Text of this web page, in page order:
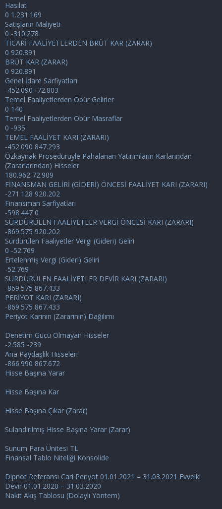
Hasılat
0 1.231.169
Satışların Maliyeti
0 -310.278
TİCARİ FAALİYETLERDEN BRÜT KAR (ZARAR)
0 920.891
BRÜT KAR (ZARAR)
0 920.891
Genel İdare Sarfiyatları
-452.090 -72.803
Temel Faaliyetlerden Öbür Gelirler
0 140
Temel Faaliyetlerden Öbür Masraflar
0 -935
TEMEL FAALİYET KARI (ZARARI)
-452.090 847.293
Özkaynak Prosedürüyle Pahalanan Yatırımların Karlarından
(Zararlarından) Hisseler
180.962 72.909
FİNANSMAN GELİRİ (GİDERİ) ÖNCESİ FAALİYET KARI (ZARARI)
-271.128 920.202
Finansman Sarfiyatları
-598.447 0
SÜRDÜRÜLEN FAALİYETLER VERGİ ÖNCESİ KARI (ZARARI)
-869.575 920.202
Sürdürülen Faaliyetler Vergi (Gideri) Geliri
0 -52.769
Ertelenmiş Vergi (Gideri) Geliri
-52.769
SÜRDÜRÜLEN FAALİYETLER DEVİR KARI (ZARARI)
-869.575 867.433
PERİYOT KARI (ZARARI)
-869.575 867.433
Periyot Karının (Zararının) Dağılımı
Denetim Gücü Olmayan Hisseler
-2.585 -239
Ana Paydaşlık Hisseleri
-866.990 867.672
Hisse Başına Yarar
Hisse Başına Kar
Hisse Başına Çıkar (Zarar)
Sulandırılmış Hisse Başına Yarar (Zarar)
Sunum Para Ünitesi TL
Finansal Tablo Niteliği Konsolide
Dipnot Referansı Cari Periyot 01.01.2021 – 31.03.2021 Evvelki
Devir 01.01.2020 – 31.03.2020
Nakit Akış Tablosu (Dolaylı Yöntem)